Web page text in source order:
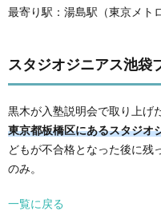
最寄り駅：湯島駅（東京メト
スタジオジニアス池袋
黒木が入塾説明会で取り上げ
東京都板橋区にあるスタジオ
どもが不合格となった後に残
のみ。
一覧に戻る